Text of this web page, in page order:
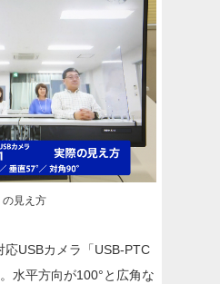
の見え方
応USBカメラ「USB-PTC
水平方向が100°と広角な